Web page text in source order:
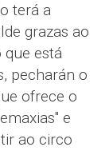
terá a
grazas ao
que está
pecharán o
ofrece o
e
ao circo